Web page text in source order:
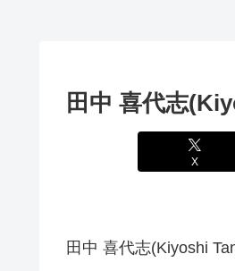
田中 喜代志
X
田中 喜代志(Kiyoshi